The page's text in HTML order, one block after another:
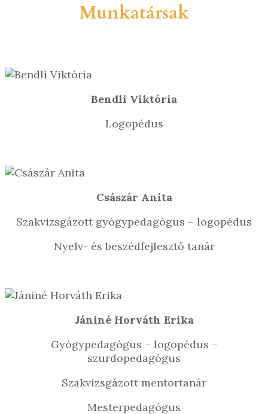
Munkatársak
Bendli Viktória
Logopédus
Császár Anita
Szakvizsgázott gyógypedagógus – logopédus
Nyelv- és beszédfejlesztő tanár
Jániné Horváth Erika
Gyógypedagógus – logopédus –
szurdopedagógus
Szakvizsgázott mentortanár
Mesterpedagógus